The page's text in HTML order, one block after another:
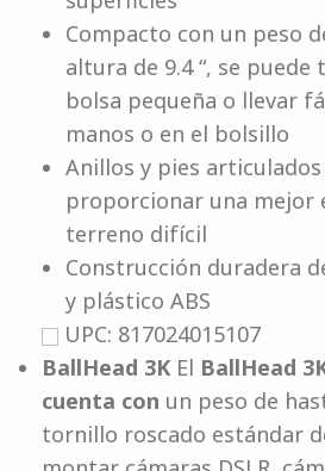
Compacto con un peso
altura de 9.4 “, se
bolsa pequeña o llevar
manos o en el bolsillo
Anillos y pies
proporcionar una mejor
terreno difícil
Construcción duradera
y plástico ABS
UPC: 817024015107
BallHead 3K El BallHead
cuenta con un peso de
tornillo roscado estándar